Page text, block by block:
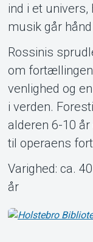
ind i et
musik går
Rossinis
om
venlighed og
i verden.
alderen 6-10
til operaens
Varighed: ca.
år